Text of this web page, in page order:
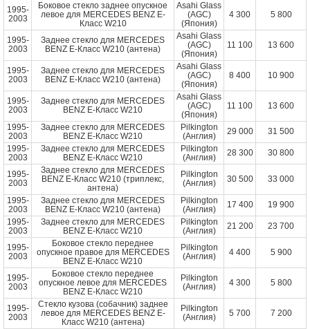
1995-
2003
Боковое стекло заднее опускное
левое для MERCEDES BENZ E-
Класс W210
Asahi Glass
(AGC)
(Япония)
4 300 5 800
1995-
2003
Заднее стекло для MERCEDES
BENZ E-Класс W210 (антена)
Asahi Glass
(AGC)
(Япония)
11 100 13 600
1995-
2003
Заднее стекло для MERCEDES
BENZ E-Класс W210 (антена)
Asahi Glass
(AGC)
(Япония)
8 400 10 900
1995-
2003
Заднее стекло для MERCEDES
BENZ E-Класс W210
Asahi Glass
(AGC)
(Япония)
11 100 13 600
1995-
2003
Заднее стекло для MERCEDES
BENZ E-Класс W210
Pilkington
(Англия)
29 000
31 500
1995-
2003
Заднее стекло для MERCEDES
BENZ E-Класс W210
Pilkington
(Англия)
28 300 30 800
1995-
2003
Заднее стекло для MERCEDES
BENZ E-Класс W210 (триплекс,
антена)
Pilkington
(Англия)
30 500 33 000
1995-
2003
Заднее стекло для MERCEDES
BENZ E-Класс W210 (антена)
Pilkington
(Англия)
17 400
19 900
1995-
2003
Заднее стекло для MERCEDES
BENZ E-Класс W210
Pilkington
(Англия)
21 200 23 700
1995-
2003
Боковое стекло переднее
опускное правое для MERCEDES
BENZ E-Класс W210
Pilkington
(Англия)
4 400 5 900
1995-
2003
Боковое стекло переднее
опускное левое для MERCEDES
BENZ E-Класс W210
Pilkington
(Англия)
4 300 5 800
1995-
2003
Стекло кузова (собачник) заднее
левое для MERCEDES BENZ E-
Класс W210 (антена)
Pilkington
(Англия)
5 700 7 200